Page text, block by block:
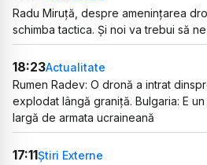
Radu Miruță, despre amenințarea
schimba tactica. Și noi va trebui să
18:23Actualitate
Rumen Radev: O dronă a intrat
explodat lângă graniță. Bulgaria: E
largă de armata ucraineană
17:11Știri Externe